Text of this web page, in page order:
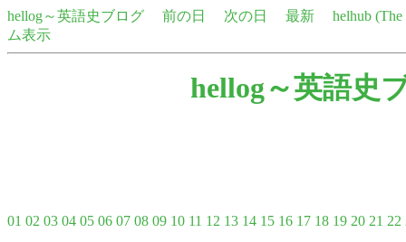
hellog～英語史ブログ 前の日 次の日 最新
helhub
ム表示
hellog～英語史
01 02 03 04 05 06 07 08 09 10 11 12 13 14 15 16 17 18 19 20 21 22